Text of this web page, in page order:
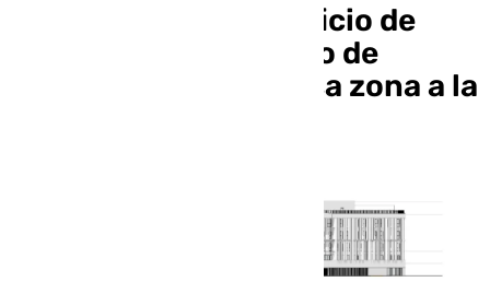
Así será el nuevo edificio de
Hacienda en el Puerto de
Málaga y que unirá esa zona a la